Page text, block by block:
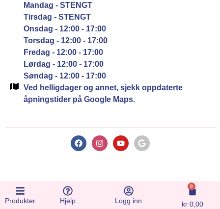
Produkter Hjelp Logg inn
0
kr 0,00
Mandag - STENGT
Tirsdag - STENGT
Onsdag - 12:00 - 17:00
Torsdag - 12:00 - 17:00
Fredag - 12:00 - 17:00
Lørdag - 12:00 - 17:00
Søndag - 12:00 - 17:00
Ved helligdager og annet, sjekk oppdaterte
åpningstider på Google Maps.